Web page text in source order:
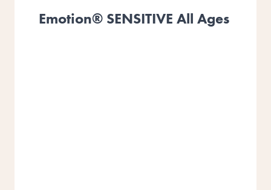
Emotion® SENSITIVE All Ages